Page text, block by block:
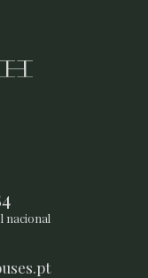
nacional